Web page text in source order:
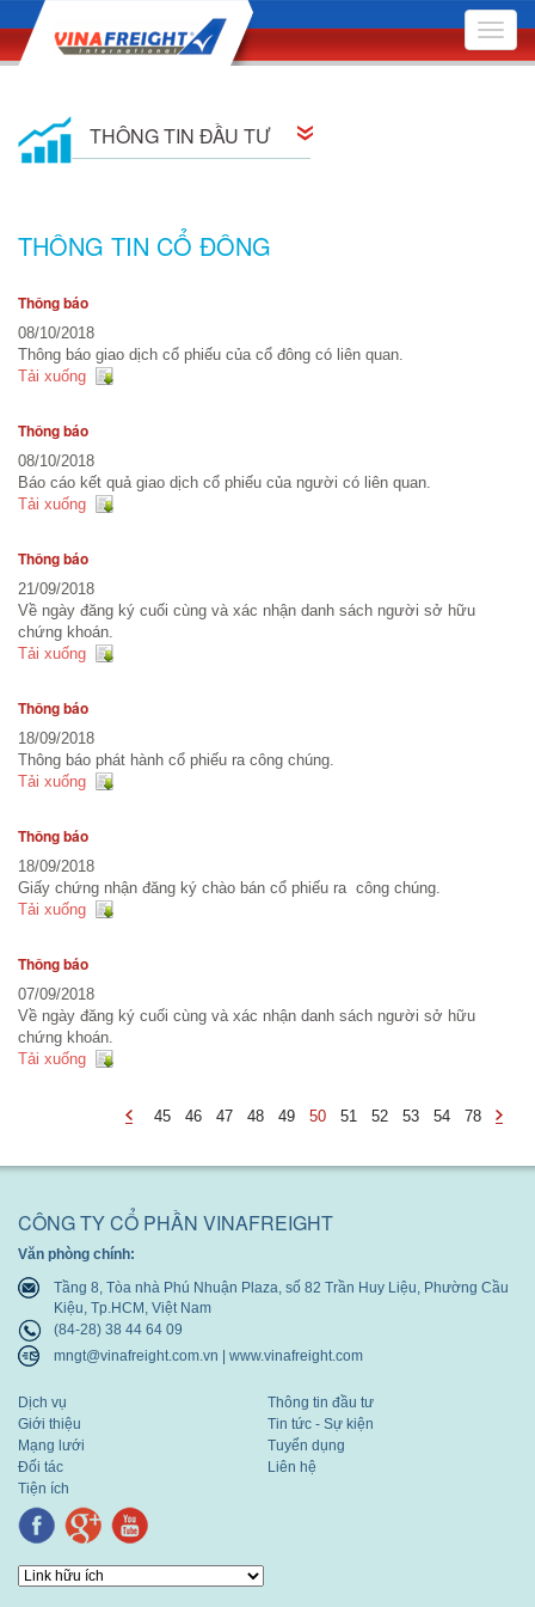
Toggle
THÔNG TIN ĐẦU TƯ
Quyết định Hội đồng Quản trị
Báo cáo quản trị công ty
Bản cáo bạch
Báo cáo tài chính
Báo cáo thường niên
THÔNG TIN CỔ ĐÔNG
Thông báo
08/10/2018
Thông báo giao dịch cổ phiếu của cổ đông có liên quan.
Tải xuống
Thông báo
08/10/2018
Báo cáo kết quả giao dịch cổ phiếu của người có liên quan.
Tải xuống
Thông báo
21/09/2018
Về ngày đăng ký cuối cùng và xác nhận danh sách người sở hữu
chứng khoán.
Tải xuống
Thông báo
18/09/2018
Thông báo phát hành cổ phiếu ra công chúng.
Tải xuống
Thông báo
18/09/2018
Giấy chứng nhận đăng ký chào bán cổ phiếu ra công chúng.
Tải xuống
Thông báo
07/09/2018
Về ngày đăng ký cuối cùng và xác nhận danh sách người sở hữu
chứng khoán.
Tải xuống
45 46 47 48 49 50 51 52 53 54
78
CÔNG TY CỔ PHẦN VINAFREIGHT
Văn phòng chính:
Tầng 8, Tòa nhà Phú Nhuận Plaza, số 82 Trần Huy Liệu, Phường Cầu
Kiệu, Tp.HCM, Việt Nam
(84-28) 38 44 64 09
mngt@vinafreight.com.vn | www.vinafreight.com
Dịch vụ
Giới thiệu
Mạng lưới
Đối tác
Tiện ích
Thông tin đầu tư
Tin tức - Sự kiện
Tuyển dụng
Liên hệ